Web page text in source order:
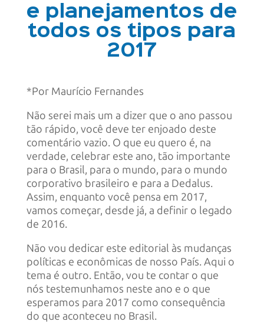
e planejamentos de
todos os tipos para
2017
*Por Maurício Fernandes
Não serei mais um a dizer que o ano passou
tão rápido, você deve ter enjoado deste
comentário vazio. O que eu quero é, na
verdade, celebrar este ano, tão importante
para o Brasil, para o mundo, para o mundo
corporativo brasileiro e para a Dedalus.
Assim, enquanto você pensa em 2017,
vamos começar, desde já, a definir o legado
de 2016.
Não vou dedicar este editorial às mudanças
políticas e econômicas de nosso País. Aqui o
tema é outro. Então, vou te contar o que
nós testemunhamos neste ano e o que
esperamos para 2017 como consequência
do que aconteceu no Brasil.